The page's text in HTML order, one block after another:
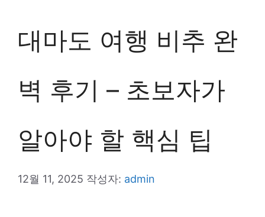
대마도 여행 비추 완
벽 후기 – 초보자가
알아야 할 핵심 팁
12월 11, 2025 작성자: admin